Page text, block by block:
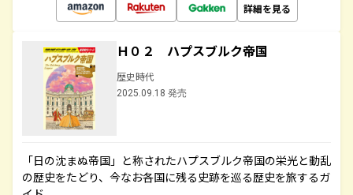
詳細を見る
Ｈ０２ ハプスブルク帝国
歴史時代
2025.09.18 発売
「日の沈まぬ帝国」と称されたハプスブルク帝国の栄光と動乱
の歴史をたどり、今なお各国に残る史跡を巡る歴史を旅するガ